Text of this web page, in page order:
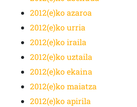
2012(e)ko azaroa
2012(e)ko urria
2012(e)ko iraila
2012(e)ko uztaila
2012(e)ko ekaina
2012(e)ko maiatza
2012(e)ko apirila